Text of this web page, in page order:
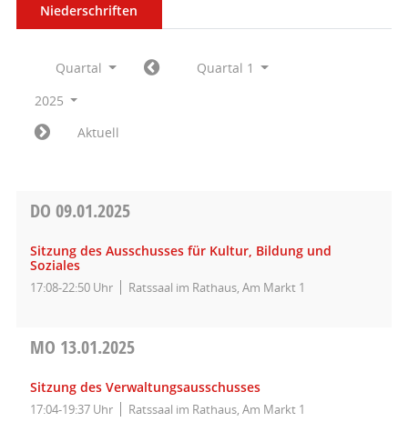
Niederschriften
Quartal
Quartal 1
2025
Aktuell
DO 09.01.2025
Sitzung des Ausschusses für Kultur, Bildung und
Soziales
17:08-22:50 Uhr Ratssaal im Rathaus, Am Markt 1
MO 13.01.2025
Sitzung des Verwaltungsausschusses
17:04-19:37 Uhr Ratssaal im Rathaus, Am Markt 1